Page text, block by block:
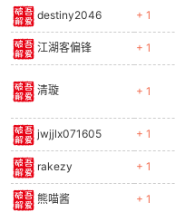
destiny2046 + 1
江湖客偏锋 + 1
清璇 + 1
jwjjlx071605 + 1
rakezy + 1
熊喵酱 + 1